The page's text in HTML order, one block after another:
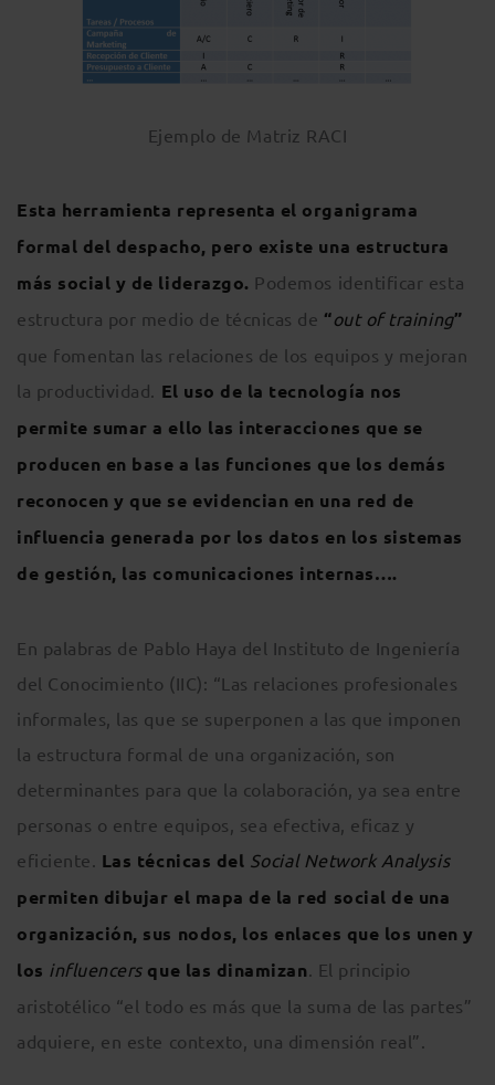
Ejemplo de Matriz RACI
Esta herramienta representa el organigrama
formal del despacho, pero existe una estructura
más social y de liderazgo. Podemos identificar esta
estructura por medio de técnicas de “out of training”
que fomentan las relaciones de los equipos y mejoran
la productividad. El uso de la tecnología nos
permite sumar a ello las interacciones que se
producen en base a las funciones que los demás
reconocen y que se evidencian en una red de
influencia generada por los datos en los sistemas
de gestión, las comunicaciones internas….
En palabras de Pablo Haya del Instituto de Ingeniería
del Conocimiento (IIC): “Las relaciones profesionales
informales, las que se superponen a las que imponen
la estructura formal de una organización, son
determinantes para que la colaboración, ya sea entre
personas o entre equipos, sea efectiva, eficaz y
eficiente. Las técnicas del Social Network Analysis
permiten dibujar el mapa de la red social de una
organización, sus nodos, los enlaces que los unen y
los influencersque las dinamizan. El principio
aristotélico “el todo es más que la suma de las partes”
adquiere, en este contexto, una dimensión real”.